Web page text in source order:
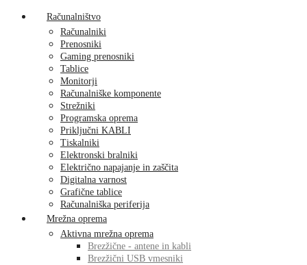
Računalništvo
Računalniki
Prenosniki
Gaming prenosniki
Tablice
Monitorji
Računalniške komponente
Strežniki
Programska oprema
Priključni KABLI
Tiskalniki
Elektronski bralniki
Električno napajanje in zaščita
Digitalna varnost
Grafične tablice
Računalniška periferija
Mrežna oprema
Aktivna mrežna oprema
Brezžične - antene in kabli
Brezžični USB vmesniki